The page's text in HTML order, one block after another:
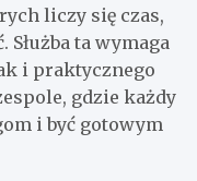
liczy się czas,
ta wymaga
i praktycznego
gdzie każdy
i być gotowym